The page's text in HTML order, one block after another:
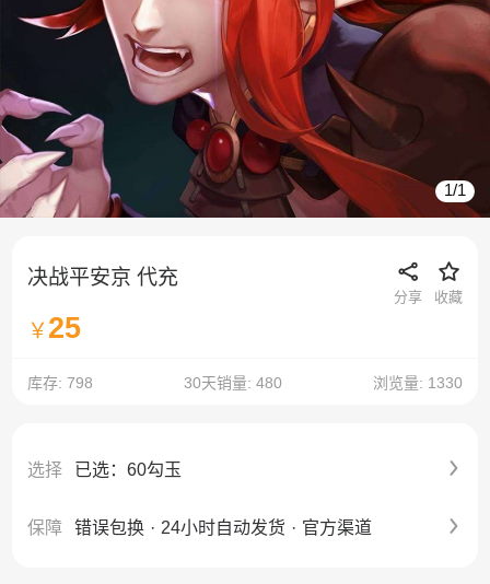
1/1
决战平安京 代充
分享 收藏
￥ 25
库存: 798 30天销量: 480 浏览量: 1330
选择 已选：60勾玉
保障 错误包换 · 24小时自动发货 · 官方渠道